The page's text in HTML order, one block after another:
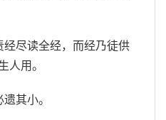
尽读全经，而经乃徒供
人用。
其小。